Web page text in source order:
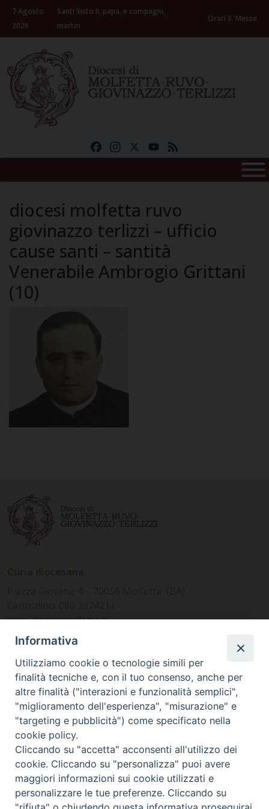
Skip
content
7 Agosto
2026
Santi Sisto II, papa, e compagni,
martiri
Orari S. Messe
FacebookInstagramYouTube
diocesi molfetta ruvo
giovinazzo terlizzi – ufficio
cause santi – santità
Venerabile Ambrogio Grittani
(10)
www.diocesimolfetta.it –
diocesimolfetta@pec.chiesacattolica.it
Ufficio Comunicazioni sociali
Piazza Giovene 4 – 70056 Molfetta (BA)
comunicazionisociali@diocesimolfetta.it
SEGUICI SU
Facebook
Instagram
X YouTube
Feed
Privacy Policy - trasparenza
Informativa
Utilizziamo cookie o tecnologie simili per
finalità tecniche e, con il tuo consenso, anche per
altre finalità ("interazioni e funzionalità semplici",
"miglioramento dell'esperienza", "misurazione" e
"targeting e pubblicità") come specificato nella
cookie policy.
Cliccando su "accetta" acconsenti all'utilizzo dei
cookie. Cliccando su "personalizza" puoi avere
maggiori informazioni sui cookie utilizzati e
personalizzare le tue preferenze. Cliccando su